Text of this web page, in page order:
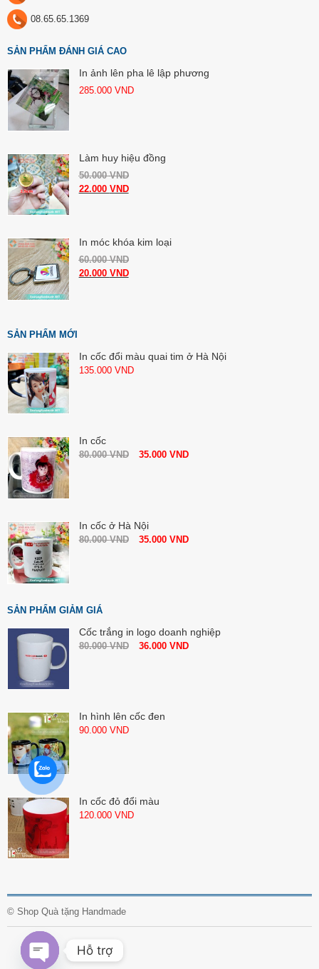
08.65.65.1369
SẢN PHẨM ĐÁNH GIÁ CAO
In ảnh lên pha lê lập phương
285.000 VND
Làm huy hiệu đồng
50.000VND
22.000 VND
In móc khóa kim loại
60.000VND
20.000 VND
SẢN PHẨM MỚI
In cốc đổi màu quai tim ở Hà Nội
135.000 VND
In cốc
80.000VND 35.000 VND
In cốc ở Hà Nội
80.000VND 35.000 VND
SẢN PHẨM GIẢM GIÁ
Cốc trắng in logo doanh nghiệp
80.000VND 36.000 VND
In hình lên cốc đen
90.000 VND
In cốc đỏ đổi màu
120.000 VND
© Shop Quà tặng Handmade
Hỗ trợ